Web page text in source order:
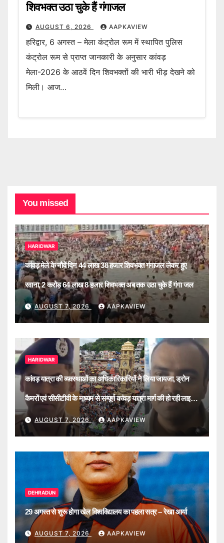
शिवभक्त उठा चुके हैं गंगाजल
AUGUST 6, 2026 AAPKAVIEW
हरिद्वार, 6 अगस्त – मेला कंट्रोल रूम में स्थापित पुलिस
कंट्रोल रूम से प्राप्त जानकारी के अनुसार कांवड़
मेला-2026 के आठवें दिन शिवभक्तों की भारी भीड़ देखने को
मिली। आज…
You missed
HARIDWAR
कांवड़ मेले के नौवें दिन 44 लाख 38 हजार शिवभक्त गंगाजल लेकर हुए
रवाना, 2 करोड़ 64 लाख 8 हजार शिवभक्त अब तक उठा चुके हैं गंगा जल
AUGUST 7, 2026 AAPKAVIEW
HARIDWAR
कांवड़ यात्रा की व्यवस्थाओं का अधिकारिकारियों ने लिया जायजा, ड्रोन
कैमरों एवं सीसीटीवी के माध्यम से सम्पूर्ण कांवड़ यात्रा मार्ग की हो रही लाइव
मॉनिटरिंग
AUGUST 7, 2026 AAPKAVIEW
DEHRADUN
29 अगस्त से शुरू होगा खेल विश्वविद्यालय का पहला सत्र – रेखा आर्या
AUGUST 7, 2026 AAPKAVIEW